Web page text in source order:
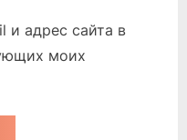
и адрес сайта в
моих